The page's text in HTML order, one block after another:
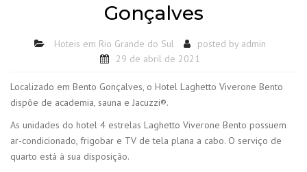
Gonçalves
Hoteis em Rio Grande do Sul posted by admin
29 de abril de 2021
Localizado em Bento Gonçalves, o Hotel Laghetto Viverone Bento
dispõe de academia, sauna e Jacuzzi®.
As unidades do hotel 4 estrelas Laghetto Viverone Bento possuem
ar-condicionado, frigobar e TV de tela plana a cabo. O serviço de
quarto está à sua disposição.